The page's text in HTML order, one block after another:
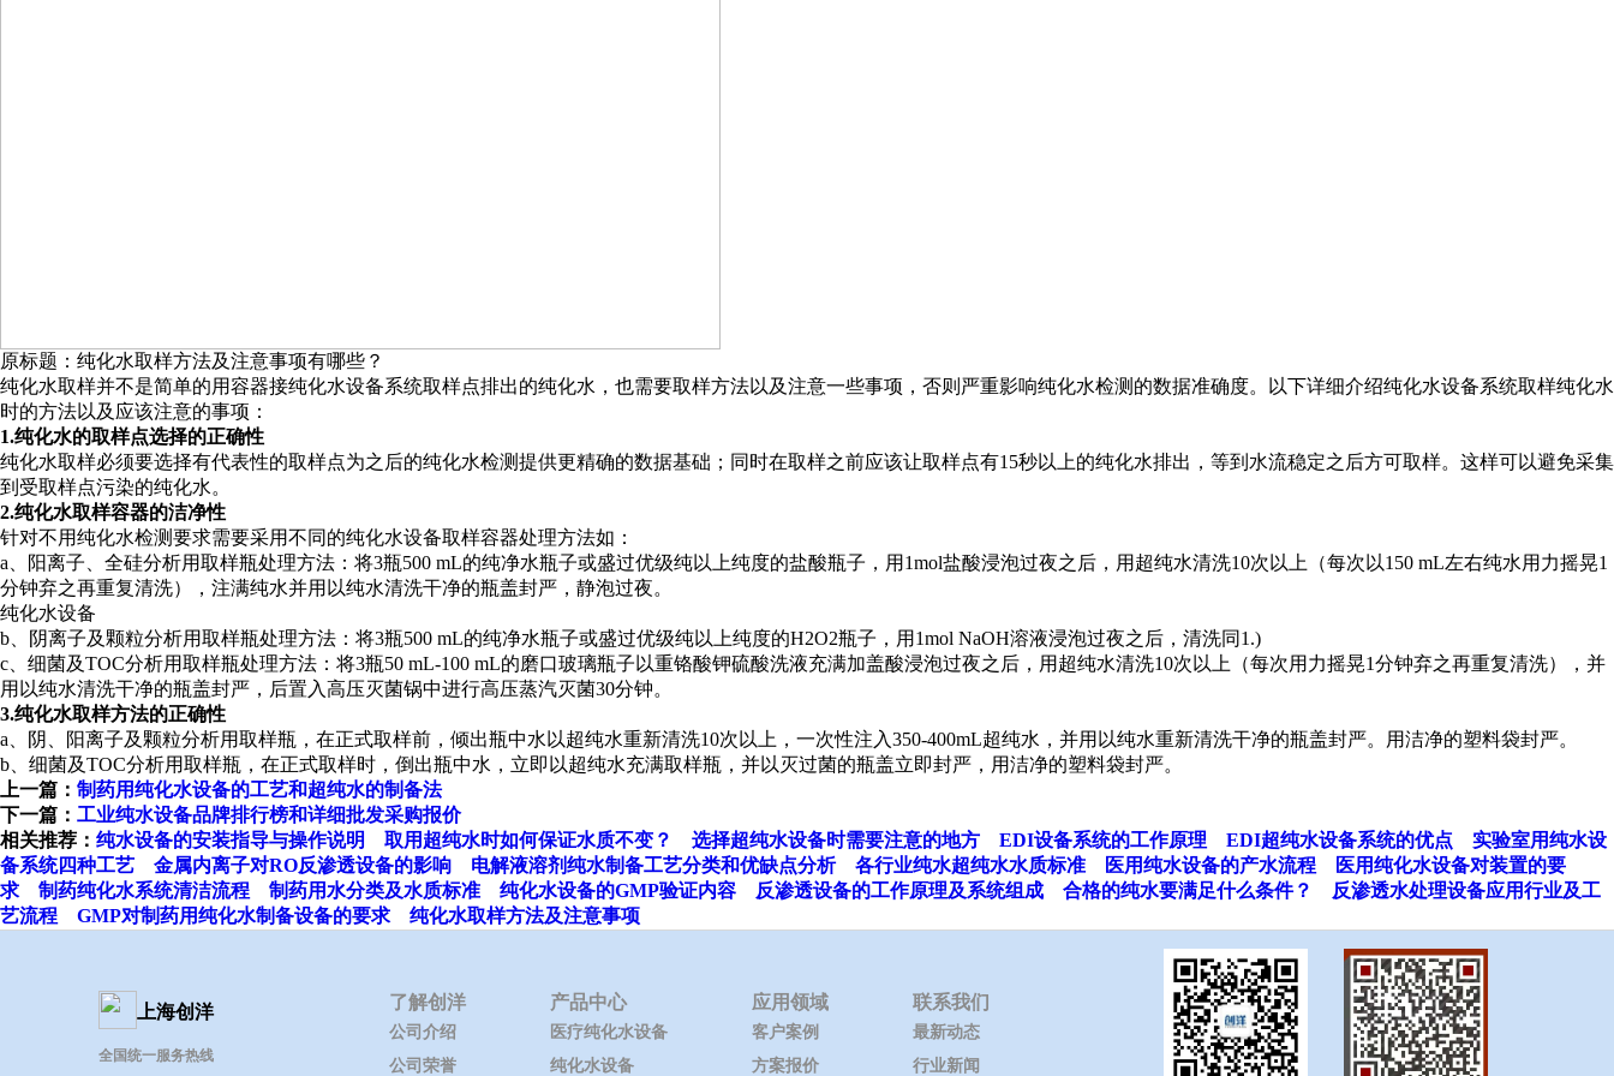
原标题：纯化水取样方法及注意事项有哪些？
纯化水取样并不是简单的用容器接纯化水设备系统取样点排出的纯化水，也需要取样方法以及注意一些事项，否则严重影响纯化水检测的数据准确度。以下详细介绍纯化水设备系统取样纯化水
时的方法以及应该注意的事项：
1.纯化水的取样点选择的正确性
纯化水取样必须要选择有代表性的取样点为之后的纯化水检测提供更精确的数据基础；同时在取样之前应该让取样点有15秒以上的纯化水排出，等到水流稳定之后方可取样。这样可以避免采集
到受取样点污染的纯化水。
2.纯化水取样容器的洁净性
针对不用纯化水检测要求需要采用不同的纯化水设备取样容器处理方法如：
a、阳离子、全硅分析用取样瓶处理方法：将3瓶500 mL的纯净水瓶子或盛过优级纯以上纯度的盐酸瓶子，用1mol盐酸浸泡过夜之后，用超纯水清洗10次以上（每次以150 mL左右纯水用力摇晃1
分钟弃之再重复清洗），注满纯水并用以纯水清洗干净的瓶盖封严，静泡过夜。
纯化水设备
b、阴离子及颗粒分析用取样瓶处理方法：将3瓶500 mL的纯净水瓶子或盛过优级纯以上纯度的H2O2瓶子，用1mol NaOH溶液浸泡过夜之后，清洗同1.)
c、细菌及TOC分析用取样瓶处理方法：将3瓶50 mL-100 mL的磨口玻璃瓶子以重铬酸钾硫酸洗液充满加盖酸浸泡过夜之后，用超纯水清洗10次以上（每次用力摇晃1分钟弃之再重复清洗），并
用以纯水清洗干净的瓶盖封严，后置入高压灭菌锅中进行高压蒸汽灭菌30分钟。
3.纯化水取样方法的正确性
a、阴、阳离子及颗粒分析用取样瓶，在正式取样前，倾出瓶中水以超纯水重新清洗10次以上，一次性注入350-400mL超纯水，并用以纯水重新清洗干净的瓶盖封严。用洁净的塑料袋封严。
b、细菌及TOC分析用取样瓶，在正式取样时，倒出瓶中水，立即以超纯水充满取样瓶，并以灭过菌的瓶盖立即封严，用洁净的塑料袋封严。
上一篇： 制药用纯化水设备的工艺和超纯水的制备法
下一篇： 工业纯水设备品牌排行榜和详细批发采购报价
相关推荐： 纯水设备的安装指导与操作说明 取用超纯水时如何保证水质不变？ 选择超纯水设备时需要注意的地方 EDI设备系统的工作原理 EDI超纯水设备系统的优点
实验室用纯水设
备系统四种工艺
金属内离子对RO反渗透设备的影响 电解液溶剂纯水制备工艺分类和优缺点分析 各行业纯水超纯水水质标准 医用纯水设备的产水流程
医用纯化水设备对装置的要
求
制药纯化水系统清洁流程 制药用水分类及水质标准 纯化水设备的GMP验证内容 反渗透设备的工作原理及系统组成 合格的纯水要满足什么条件？
反渗透水处理设备应用行业及工
艺流程
GMP对制药用纯化水制备设备的要求 纯化水取样方法及注意事项
上海创洋
全国统一服务热线
了解创洋
公司介绍
公司荣誉
产品中心
医疗纯化水设备
纯化水设备
应用领域
客户案例
方案报价
联系我们
最新动态
行业新闻